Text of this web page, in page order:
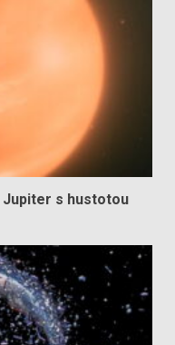
Jupiter s hustotou